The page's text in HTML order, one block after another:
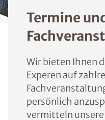
Termine und
Wir bieten Ihnen
Experen auf
persönlich
vermitteln